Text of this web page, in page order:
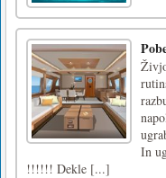
In
!!!!!! Dekle [...]